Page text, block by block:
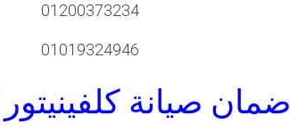
01200373234
01019324946
ضمان صيانة كلفينيتور